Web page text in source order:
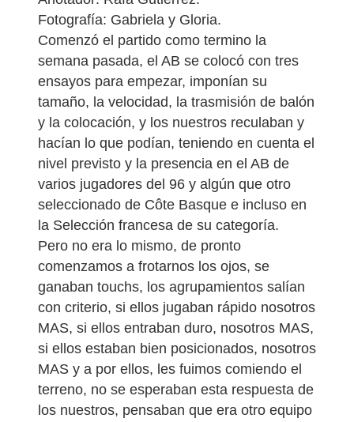
Fotografía: Gabriela y Gloria.
Comenzó el partido como termino la
semana pasada, el AB se colocó con tres
ensayos para empezar, imponían su
tamaño, la velocidad, la trasmisión de balón
y la colocación, y los nuestros reculaban y
hacían lo que podían, teniendo en cuenta el
nivel previsto y la presencia en el AB de
varios jugadores del 96 y algún que otro
seleccionado de Côte Basque e incluso en
la Selección francesa de su categoría.
Pero no era lo mismo, de pronto
comenzamos a frotarnos los ojos, se
ganaban touchs, los agrupamientos salían
con criterio, si ellos jugaban rápido nosotros
MAS, si ellos entraban duro, nosotros MAS,
si ellos estaban bien posicionados, nosotros
MAS y a por ellos, les fuimos comiendo el
terreno, no se esperaban esta respuesta de
los nuestros, pensaban que era otro equipo